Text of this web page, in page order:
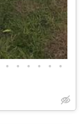
• • • • • •